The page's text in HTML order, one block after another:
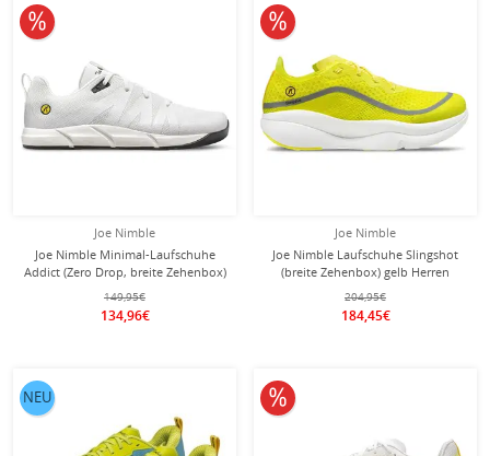
Joe Nimble
Joe Nimble Minimal-Laufschuhe
Addict (Zero Drop, breite Zehenbox)
weiss Herren
149,95€
134,96€
10% reduziert
Joe Nimble
Joe Nimble Laufschuhe Slingshot
(breite Zehenbox) gelb Herren
204,95€
184,45€
10% reduziert
NEU 10% reduziert